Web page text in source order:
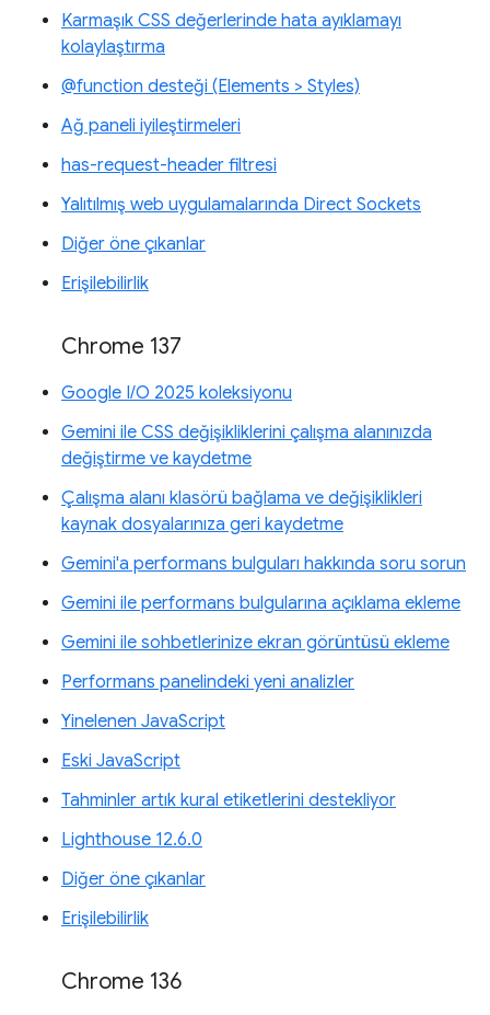
Karmaşık CSS değerlerinde hata ayıklamayı
kolaylaştırma
@function desteği (Elements > Styles)
Ağ paneli iyileştirmeleri
has-request-header filtresi
Yalıtılmış web uygulamalarında Direct Sockets
Diğer öne çıkanlar
Erişilebilirlik
Chrome 137
Google I/O 2025 koleksiyonu
Gemini ile CSS değişikliklerini çalışma alanınızda
değiştirme ve kaydetme
Çalışma alanı klasörü bağlama ve değişiklikleri
kaynak dosyalarınıza geri kaydetme
Gemini'a performans bulguları hakkında soru sorun
Gemini ile performans bulgularına açıklama ekleme
Gemini ile sohbetlerinize ekran görüntüsü ekleme
Performans panelindeki yeni analizler
Yinelenen JavaScript
Eski JavaScript
Tahminler artık kural etiketlerini destekliyor
Lighthouse 12.6.0
Diğer öne çıkanlar
Erişilebilirlik
Chrome 136